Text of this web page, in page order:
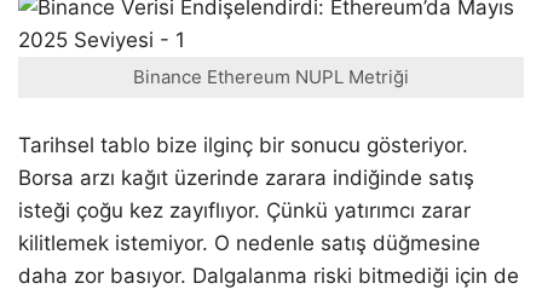
Binance Ethereum NUPL Metriği
Tarihsel tablo bize ilginç bir sonucu gösteriyor.
Borsa arzı kağıt üzerinde zarara indiğinde satış
isteği çoğu kez zayıflıyor. Çünkü yatırımcı zarar
kilitlemek istemiyor. O nedenle satış düğmesine
daha zor basıyor. Dalgalanma riski bitmediği için de